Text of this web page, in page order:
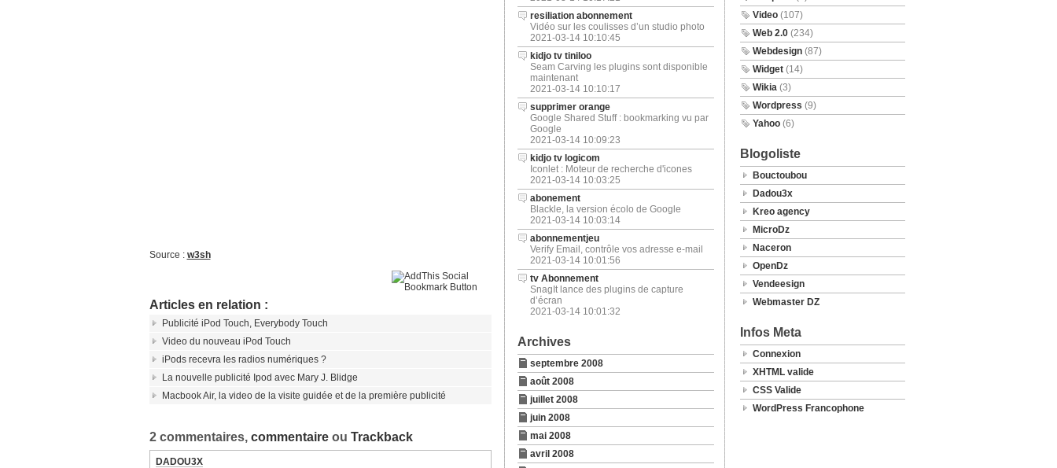
Source : w3sh
Articles en relation :
Publicité iPod Touch, Everybody Touch
Video du nouveau iPod Touch
iPods recevra les radios numériques ?
La nouvelle publicité Ipod avec Mary J. Blidge
Macbook Air, la video de la visite guidée et de la première publicité
2 commentaires, commentaireou Trackback
DADOU3X
resiliation abonnement
Vidéo sur les coulisses d’un studio photo
2021-03-14 10:10:45
kidjo tv tiniloo
Seam Carving les plugins sont disponible
maintenant
2021-03-14 10:10:17
supprimer orange
Google Shared Stuff : bookmarking vu par
Google
2021-03-14 10:09:23
kidjo tv logicom
Iconlet : Moteur de recherche d'icones
2021-03-14 10:03:25
abonement
Blackle, la version écolo de Google
2021-03-14 10:03:14
abonnementjeu
Verify Email, contrôle vos adresse e-mail
2021-03-14 10:01:56
tv Abonnement
SnagIt lance des plugins de capture
d’écran
2021-03-14 10:01:32
Archives
septembre 2008
août 2008
juillet 2008
juin 2008
mai 2008
avril 2008
Video(107)
Web 2.0(234)
Webdesign(87)
Widget(14)
Wikia(3)
Wordpress (9)
Yahoo(6)
Blogoliste
Bouctoubou
Dadou3x
Kreo agency
MicroDz
Naceron
OpenDz
Vendeesign
Webmaster DZ
Infos Meta
Connexion
XHTML valide
CSS Valide
WordPress Francophone